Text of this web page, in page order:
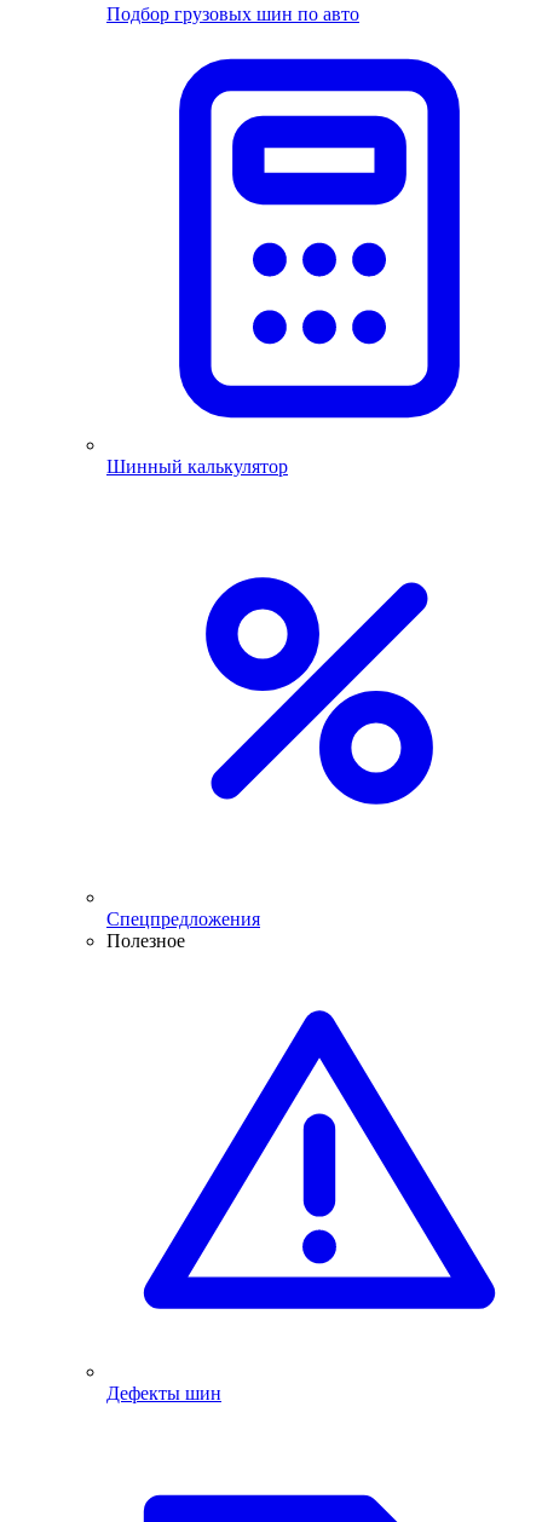
Подбор грузовых шин по авто
Шинный калькулятор
Спецпредложения
Полезное
Дефекты шин